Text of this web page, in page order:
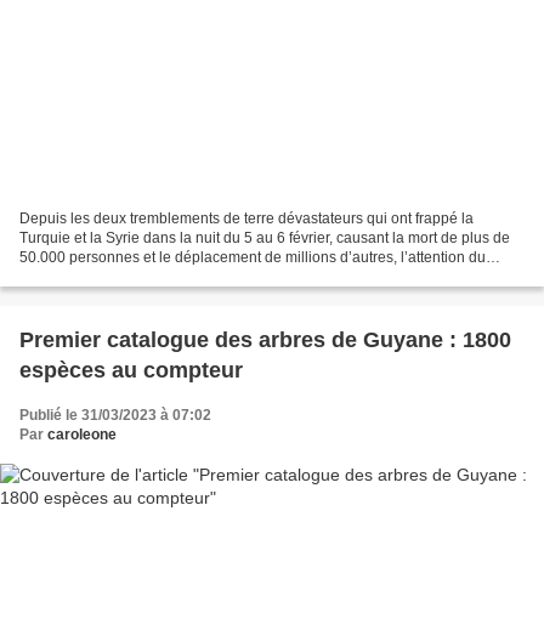
Depuis les deux tremblements de terre dévastateurs qui ont frappé la
Turquie et la Syrie dans la nuit du 5 au 6 février, causant la mort de plus de
50.000 personnes et le déplacement de millions d’autres, l’attention du
Premier catalogue des arbres de Guyane : 1800
espèces au compteur
Publié le 31/03/2023 à 07:02
Par caroleone